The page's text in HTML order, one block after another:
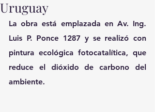
Uruguay
La obra está emplazada en Av. Ing.
Luis P. Ponce 1287 y se realizó con
pintura ecológica fotocatalítica, que
reduce el dióxido de carbono del
ambiente.